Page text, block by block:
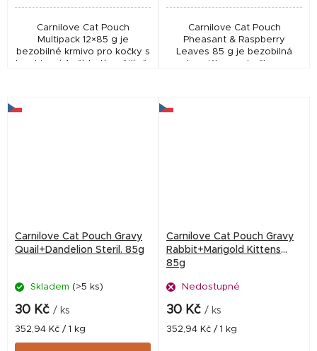
Carnilove Cat Pouch
Multipack 12×85 g je
bezobilné krmivo pro kočky s
kombinací 4 příchutí ve šťávě.
Carnilove Cat Pouch
Pheasant & Raspberry
Leaves 85 g je bezobilná
kapsička pro kočky s
Carnilove Cat Pouch Gravy
Quail+Dandelion Steril. 85g
Skladem (>5 ks)
30 Kč / ks
Měrná
cena:
352,94 Kč / 1 kg
Carnilove Cat Pouch Gravy
Rabbit+Marigold Kittens
85g
Nedostupné
30 Kč / ks
Měrná
352,94 Kč / 1 kg